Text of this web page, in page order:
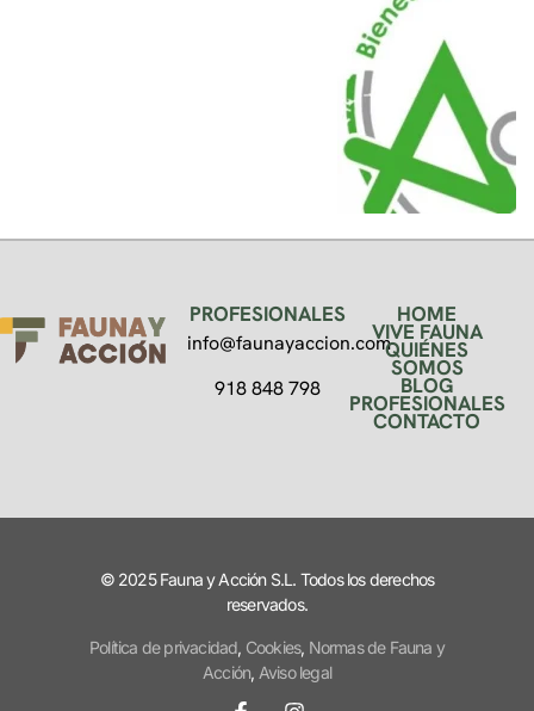
PROFESIONALES
info@faunayaccion.com
918 848 798
HOME
VIVE FAUNA
QUIÉNES
SOMOS
BLOG
PROFESIONALES
CONTACTO
© 2025 Fauna y Acción S.L. Todos los derechos
reservados.
Política de privacidad, Cookies, Normas de Fauna y
Acción, Aviso legal